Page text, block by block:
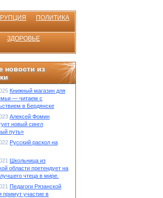
ПОЛИТИКА
ЗДОРОВЬЕ
новости из
Книжный магазин для
— читаем с
в Бердянске
Алексей Фомин
новый сингл
путь»
Русский раскол на
Школьница из
области претендует на
чтеца в мире.
Педагоги Рязанской
примут участие в